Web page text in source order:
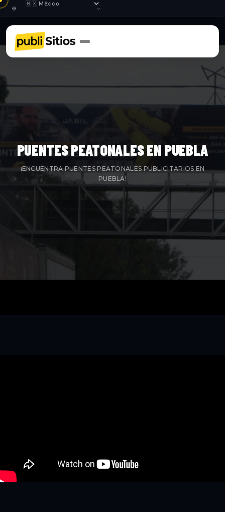
PUENTES PEATONALES EN PUEBLA
¡ENCUENTRA PUENTES PEATONALES PUBLICITARIOS EN
PUEBLA!